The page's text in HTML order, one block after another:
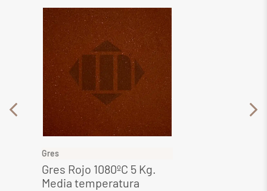
Gres
Gres Rojo 1080ºC 5 Kg.
Media temperatura